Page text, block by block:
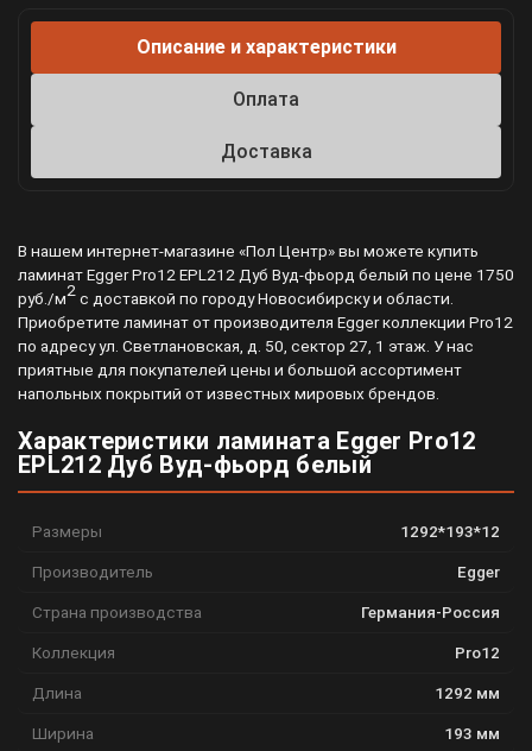
Описание и характеристики
Оплата
Доставка
В нашем интернет-магазине «Пол Центр» вы можете купить
ламинат Egger Pro12 EPL212 Дуб Вуд-фьорд белый по цене 1750
руб./м2 с доставкой по городу Новосибирску и области.
Приобретите ламинат от производителя Egger коллекции Pro12
по адресу ул. Светлановская, д. 50, сектор 27, 1 этаж. У нас
приятные для покупателей цены и большой ассортимент
напольных покрытий от известных мировых брендов.
Характеристики ламината Egger Pro12
EPL212 Дуб Вуд-фьорд белый
Размеры 1292*193*12
Производитель Egger
Страна производства Германия-Россия
Коллекция Pro12
Длина 1292 мм
Ширина 193 мм